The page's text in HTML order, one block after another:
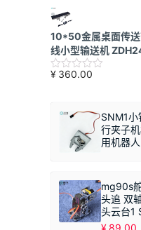
10*50金属桌面传
线小型输送机
¥ 360.00
SNM1
行夹子
用机器人
mg90s
头追 双
头云台1
带摄像头